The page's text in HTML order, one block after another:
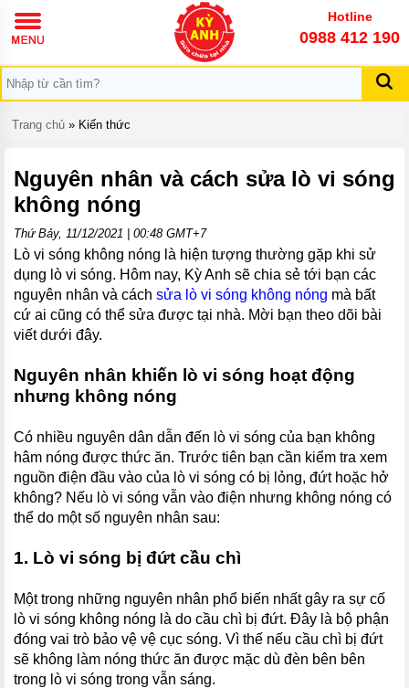
Hotline
0988 412 190
TRANG
CHỦ
GIỚI
THIỆU
VỤ
THỨC
KỸ
LIÊN
HỆ
Trang chủ » Kiến thức
Nguyên nhân và cách sửa lò vi sóng
không nóng
Thứ Bảy, 11/12/2021 | 00:48 GMT+7
Lò vi sóng không nóng là hiện tượng thường gặp khi sử
dụng lò vi sóng. Hôm nay, Kỳ Anh sẽ chia sẻ tới bạn các
nguyên nhân và cách sửa lò vi sóng không nóng mà bất
cứ ai cũng có thể sửa được tại nhà. Mời bạn theo dõi bài
viết dưới đây.
Nguyên nhân khiến lò vi sóng hoạt động
nhưng không nóng
Có nhiều nguyên dân dẫn đến lò vi sóng của bạn không
hâm nóng được thức ăn. Trước tiên bạn cần kiểm tra xem
nguồn điện đầu vào của lò vi sóng có bị lỏng, đứt hoặc hở
không? Nếu lò vi sóng vẫn vào điện nhưng không nóng có
thể do một số nguyên nhân sau:
1. Lò vi sóng bị đứt cầu chì
Một trong những nguyên nhân phổ biến nhất gây ra sự cố
lò vi sóng không nóng là do cầu chì bị đứt. Đây là bộ phận
đóng vai trò bảo vệ vệ cục sóng. Vì thế nếu cầu chì bị đứt
sẽ không làm nóng thức ăn được mặc dù đèn bên bên
trong lò vi sóng trong vẫn sáng.